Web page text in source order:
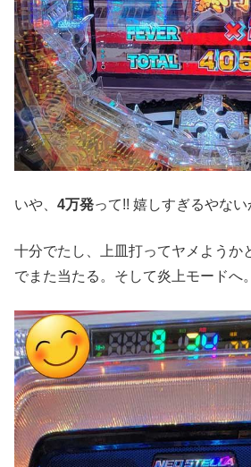
いや、 4万発って!! 嬉しすぎるやない
十分でたし、上皿打ってヤメようか
でまた当たる。そして炎上モードへ